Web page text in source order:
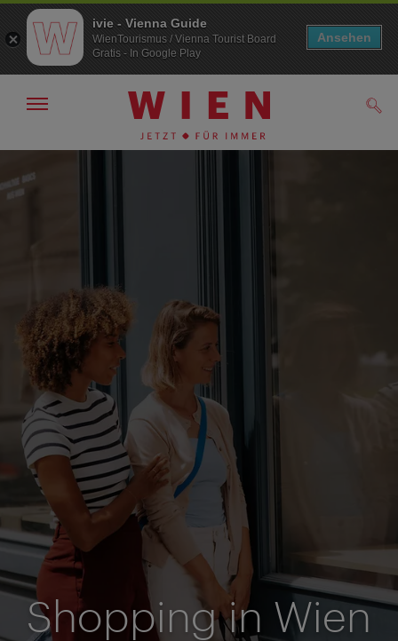
Zur
Navigation
Zum
Inhalt
Navigation
Shopping in Wien
ivie - Vienna Guide
WienTourismus / Vienna Tourist Board
Gratis - In Google Play
Ansehen